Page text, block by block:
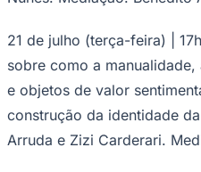
São Paulo
21 de julho (terça-feira) |
sobre como a
e objetos de valor
construção da identidade
Arruda e Zizi Carderari.